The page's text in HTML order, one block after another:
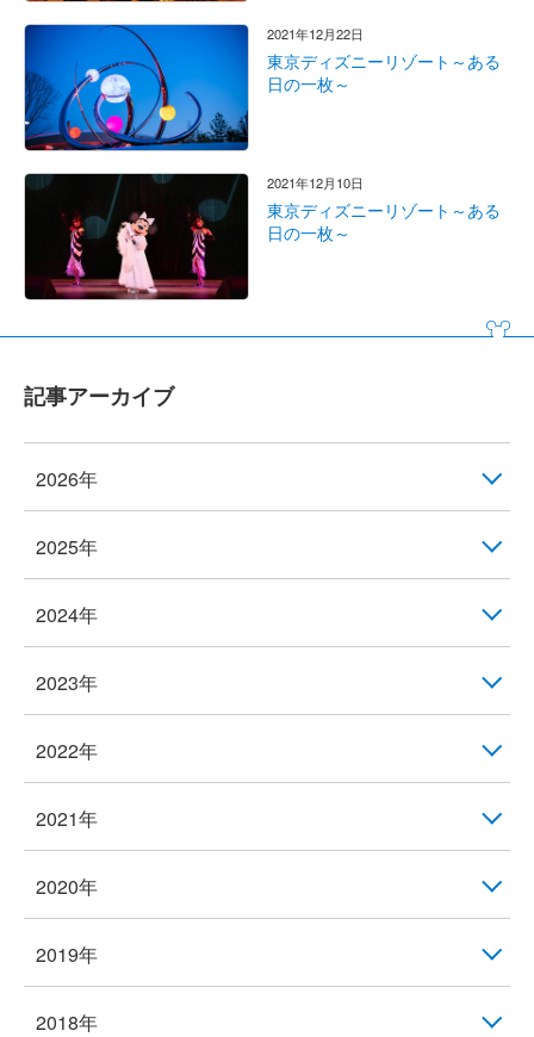
2021年12月22日
東京ディズニーリゾート～ある
日の一枚～
2021年12月10日
東京ディズニーリゾート～ある
日の一枚～
記事アーカイブ
2026年
2025年
2024年
2023年
2022年
2021年
2020年
2019年
2018年